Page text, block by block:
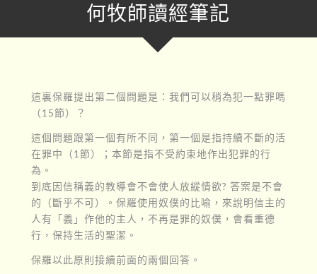
何牧師讀經筆記
這裏保羅提出第二個問題是：我們可以稍為犯一點罪嗎
（15節）？
這個問題跟第一個有所不同，第一個是指持續不斷的活
在罪中（1節）；本節是指不受約束地作出犯罪的行
為。
到底因信稱義的教導會不會使人放縱情欲? 答案是不會
的（斷乎不可）。保羅使用奴僕的比喻，來說明信主的
人有「義」作他的主人，不再是罪的奴僕，會看重德
行，保持生活的聖潔。
保羅以此原則接續前面的兩個回答。